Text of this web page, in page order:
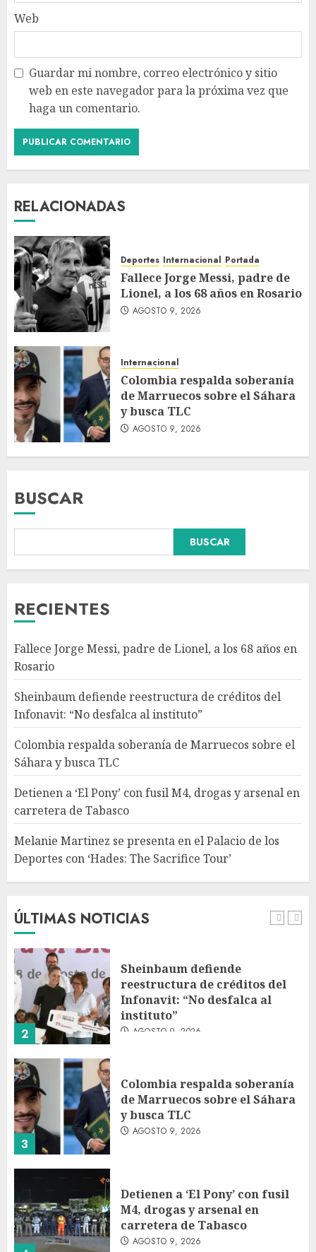
Web
Guardar mi nombre, correo electrónico y sitio
web en este navegador para la próxima vez que
haga un comentario.
RELACIONADAS
Deportes Internacional Portada
Fallece Jorge Messi, padre de
Lionel, a los 68 años en Rosario
AGOSTO 9, 2026
Internacional
Colombia respalda soberanía
de Marruecos sobre el Sáhara
y busca TLC
AGOSTO 9, 2026
BUSCAR
BUSCAR
RECIENTES
Fallece Jorge Messi, padre de Lionel, a los 68 años en
Rosario
Sheinbaum defiende reestructura de créditos del
Infonavit: “No desfalca al instituto”
Colombia respalda soberanía de Marruecos sobre el
Sáhara y busca TLC
Detienen a ‘El Pony’ con fusil M4, drogas y arsenal en
carretera de Tabasco
Melanie Martinez se presenta en el Palacio de los
Deportes con ‘Hades: The Sacrifice Tour’
ÚLTIMAS NOTICIAS
Colombia respalda soberanía
de Marruecos sobre el Sáhara
4
Detienen a ‘El Pony’ con fusil
M4, drogas y arsenal en
AGOSTO 9, 2026
5
Melanie Martinez se presenta
con ‘Hades: The Sacrifice Tour’
AGOSTO 9, 2026
1
Lionel, a los 68 años en Rosario
2
Sheinbaum defiende
reestructura de créditos del
Infonavit: “No desfalca al
instituto”
AGOSTO 9, 2026
3
Colombia respalda soberanía
de Marruecos sobre el Sáhara
y busca TLC
AGOSTO 9, 2026
Detienen a ‘El Pony’ con fusil
M4, drogas y arsenal en
carretera de Tabasco
AGOSTO 9, 2026